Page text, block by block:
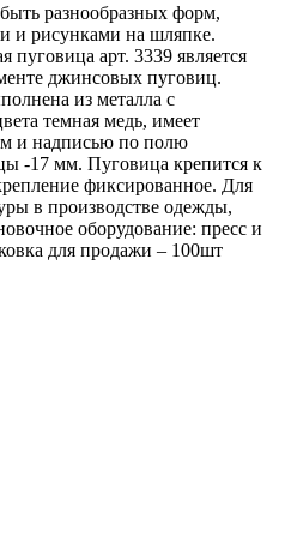
разнообразных форм,
и рисунками на шляпке.
пуговица арт. 3339 является
джинсовых пуговиц.
из металла с
темная медь, имеет
и надписью по полю
-17 мм. Пуговица крепится к
фиксированное. Для
в производстве одежды,
оборудование: пресс и
для продажи – 100шт